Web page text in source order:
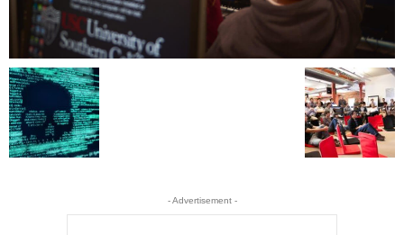
- Advertisement -